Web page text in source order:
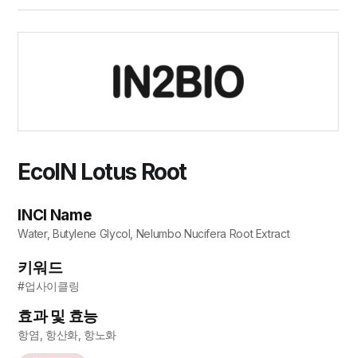
EcoIN Lotus Root
INCI Name
Water, Butylene Glycol, Nelumbo Nucifera Root Extract
키워드
#업사이클링
효과 및 효능
항염, 항산화, 항노화